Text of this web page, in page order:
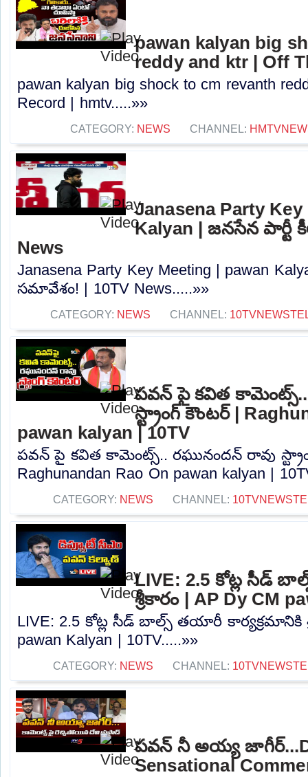
pawan kalyan big
reddy and ktr | Off
pawan kalyan big shock to cm revanth
Record | hmtv.....»»
CATEGORY: NEWS CHANNEL:
Janasena Party
Kalyan | జనసేన పార్టీ
News
Janasena Party Key Meeting | pawan
సమావేశం! | 10TV News.....»»
CATEGORY: NEWS CHANNEL:
పవన్ పై కవిత
స్ట్రాంగ్ కౌంటర్ |
pawan kalyan | 10TV
పవన్ పై కవిత కామెంట్స్.. రఘునందన్ రావు
Raghunandan Rao On pawan kalyan |
CATEGORY: NEWS CHANNEL:
LIVE: 2.5 కోట్ల సీడ్
శ్రీకారం | AP Dy CM
LIVE: 2.5 కోట్ల సీడ్ బాల్స్ తయారీ కార్యక్రమానికి
pawan Kalyan | 10TV.....»»
CATEGORY: NEWS CHANNEL:
పవన్ నీ అయ్య
Sensational